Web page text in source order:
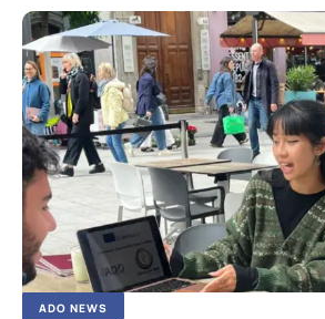
ADO NEWS